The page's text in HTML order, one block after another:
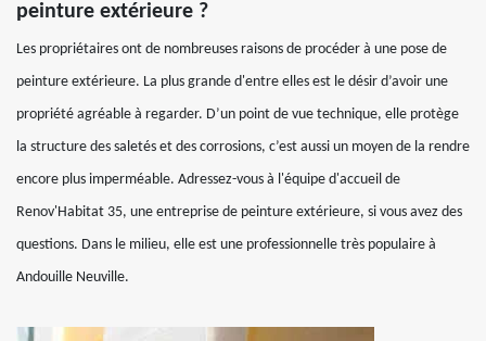
peinture extérieure ?
Les propriétaires ont de nombreuses raisons de procéder à une pose de
peinture extérieure. La plus grande d'entre elles est le désir d’avoir une
propriété agréable à regarder. D’un point de vue technique, elle protège
la structure des saletés et des corrosions, c’est aussi un moyen de la rendre
encore plus imperméable. Adressez-vous à l'équipe d'accueil de
Renov'Habitat 35, une entreprise de peinture extérieure, si vous avez des
questions. Dans le milieu, elle est une professionnelle très populaire à
Andouille Neuville.